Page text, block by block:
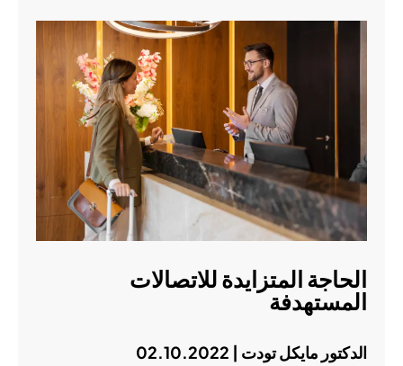
الحاجة المتزايدة للاتصالات
المستهدفة
الدكتور مايكل تودت | 02.10.2022